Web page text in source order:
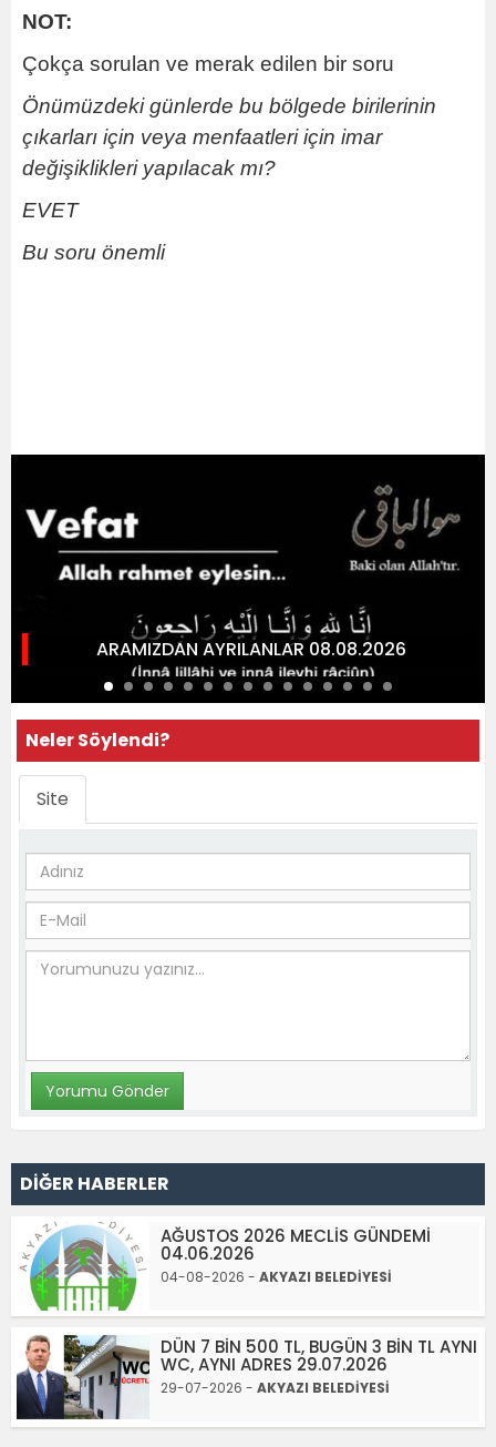
NOT:
Çokça sorulan ve merak edilen bir soru
Önümüzdeki günlerde bu bölgede birilerinin
çıkarları için veya menfaatleri için imar
değişiklikleri yapılacak mı?
EVET
Bu soru önemli
ARAMIZDAN AYRILANLAR 08.08.2026
Neler Söylendi?
Site
DİĞER HABERLER
AĞUSTOS 2026 MECLİS GÜNDEMİ
04.06.2026
04-08-2026 - AKYAZI BELEDİYESİ
DÜN 7 BİN 500 TL, BUGÜN 3 BİN TL AYNI
WC, AYNI ADRES 29.07.2026
29-07-2026 - AKYAZI BELEDİYESİ